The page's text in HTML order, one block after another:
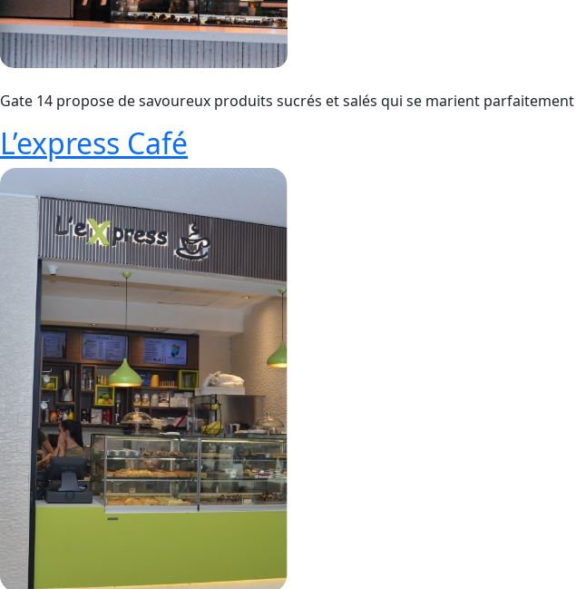
Gate 14 propose de savoureux produits sucrés et salés qui se marient
L’express Café